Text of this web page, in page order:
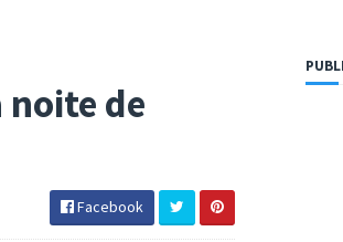
noite de
Facebook